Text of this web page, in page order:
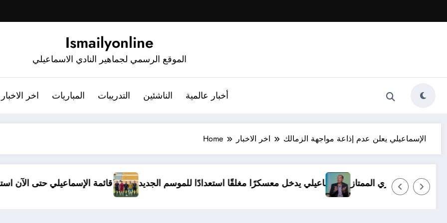
Ismailyonline
الموقع الرسمي لجماهير النادي الاسماعيلي
اخر الاخبار المباريات التدريبات الناشئين أخبار عالمية
Home اخر الاخبار الإسماعيلي يعلن عدم إذاعة مواجهة الزمالك
قائمة الإسماعيلي يدخل معسكرًا مغلقًا استعدادًا للموسم الجديد ولا بديل عن العودة للدوري الممتاز